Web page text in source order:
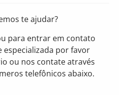
te ajudar?
para entrar em contato
especializada por favor
ou nos contate através
telefônicos abaixo.